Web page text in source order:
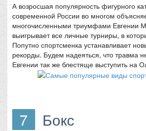
А возросшая популярность фигурного
современной России во многом
многочисленными триумфами Евгении
выигрывает все личные турниры, в
Попутно спортсменка устанавливает
рекорды. Будем надеяться, что травма
Евгении так же блестяще выступить на
7 Бокс